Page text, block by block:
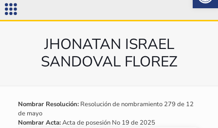
JHONATAN ISRAEL
SANDOVAL FLOREZ
Nombrar Resolución:Resolución de nombramiento 279 de 12
de mayo
Nombrar Acta:Acta de posesión No 19 de 2025